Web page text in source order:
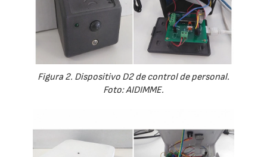
Figura 2. Dispositivo D2 de control de personal.
Foto: AIDIMME.